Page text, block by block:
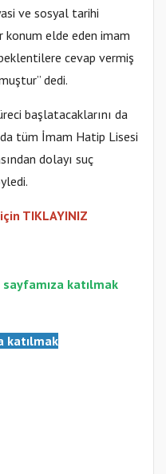
ve sosyal tarihi
konum elde eden imam
cevap vermiş
dedi.
başlatacaklarını da
tüm İmam Hatip Lisesi
dolayı suç
TIKLAYINIZ
sayfamıza katılmak
katılmak